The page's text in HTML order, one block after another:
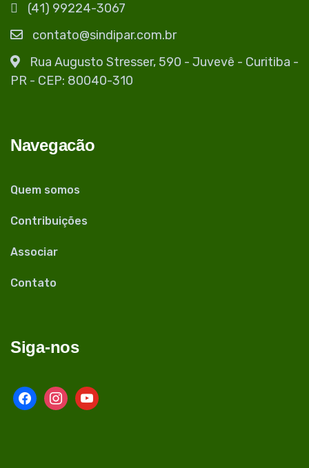
(41) 99224-3067
contato@sindipar.com.br
Rua Augusto Stresser, 590 - Juvevê - Curitiba -
PR - CEP: 80040-310
Navegacão
Quem somos
Contribuições
Associar
Contato
Siga-nos
facebookinstagram
youtube